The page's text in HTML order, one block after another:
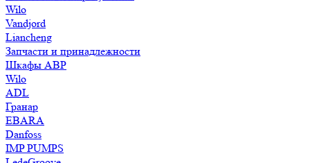
Wilo
Vandjord
Liancheng
Запчасти и принадлежности
Шкафы АВР
Wilo
ADL
Гранар
EBARA
Danfoss
IMP PUMPS